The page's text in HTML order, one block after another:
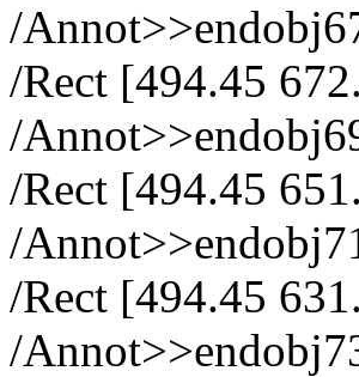
/
/Rect [494.45
/
/Rect [494.45
/
/Rect [494.45
/